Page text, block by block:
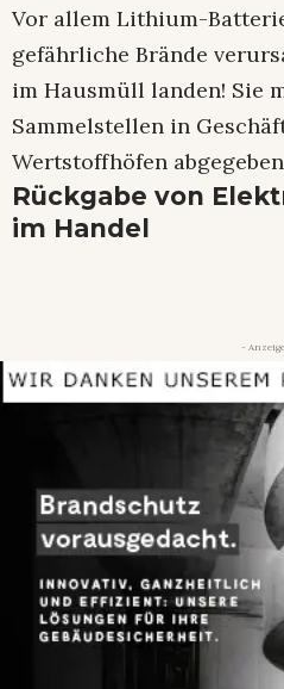
Vor allem Lithium-
gefährliche Brände
im Hausmüll landen! Sie
Sammelstellen in
Wertstoffhöfen
Rückgabe von
im Handel
-